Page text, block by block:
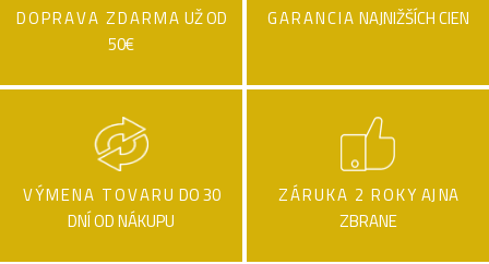
DOPRAVA ZDARMA UŽ OD
50€
GARANCIA NAJNIŽŠÍCH CIEN
VÝMENA TOVARU DO 30
DNÍ OD NÁKUPU
ZÁRUKA 2 ROKY AJ NA
ZBRANE